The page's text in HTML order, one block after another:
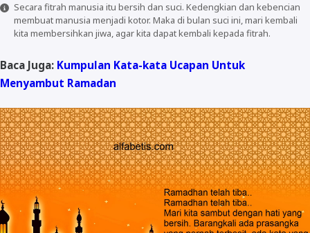
Secara fitrah manusia itu bersih dan suci. Kedengkian dan kebencian
membuat manusia menjadi kotor. Maka di bulan suci ini, mari kembali
kita membersihkan jiwa, agar kita dapat kembali kepada fitrah.
Baca Juga: Kumpulan Kata-kata Ucapan Untuk
Menyambut Ramadan